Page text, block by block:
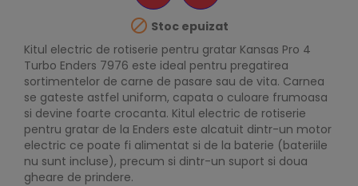
 Stoc epuizat
Kitul electric de rotiserie pentru gratar Kansas Pro 4
Turbo Enders 7976 este ideal pentru pregatirea
sortimentelor de carne de pasare sau de vita. Carnea
se gateste astfel uniform, capata o culoare frumoasa
si devine foarte crocanta. Kitul electric de rotiserie
pentru gratar de la Enders este alcatuit dintr-un motor
electric ce poate fi alimentat si de la baterie (bateriile
nu sunt incluse), precum si dintr-un suport si doua
gheare de prindere.